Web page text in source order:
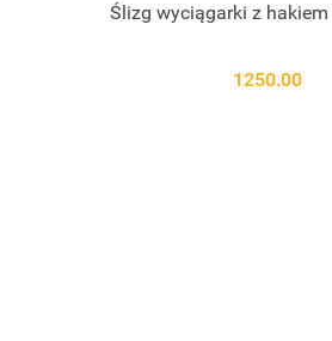
Ślizg wyciągarki z
1250.00